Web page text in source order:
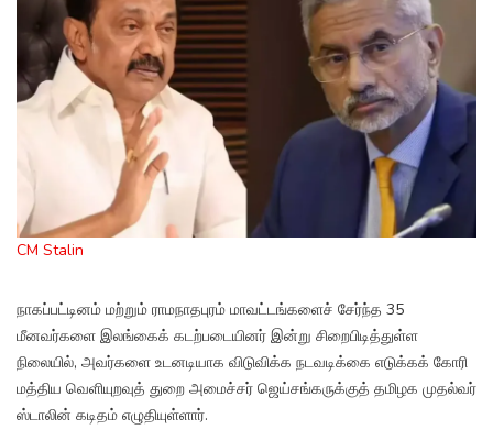
CM Stalin
நாகப்பட்டினம் மற்றும் ராமநாதபுரம் மாவட்டங்களைச் சேர்ந்த 35
மீனவர்களை இலங்கைக் கடற்படையினர் இன்று சிறைபிடித்துள்ள
நிலையில், அவர்களை உடனடியாக விடுவிக்க நடவடிக்கை எடுக்கக் கோரி
மத்திய வெளியுறவுத் துறை அமைச்சர் ஜெய்சங்கருக்குத் தமிழக முதல்வர்
ஸ்டாலின் கடிதம் எழுதியுள்ளார்.